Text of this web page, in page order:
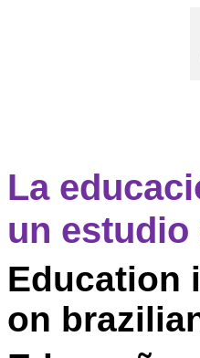
La
un
Education
on